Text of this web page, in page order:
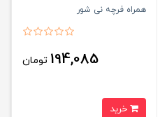
همراه فرچه نی شور
194,085 تومان